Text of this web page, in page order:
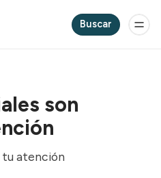
Buscar
son
tu atención